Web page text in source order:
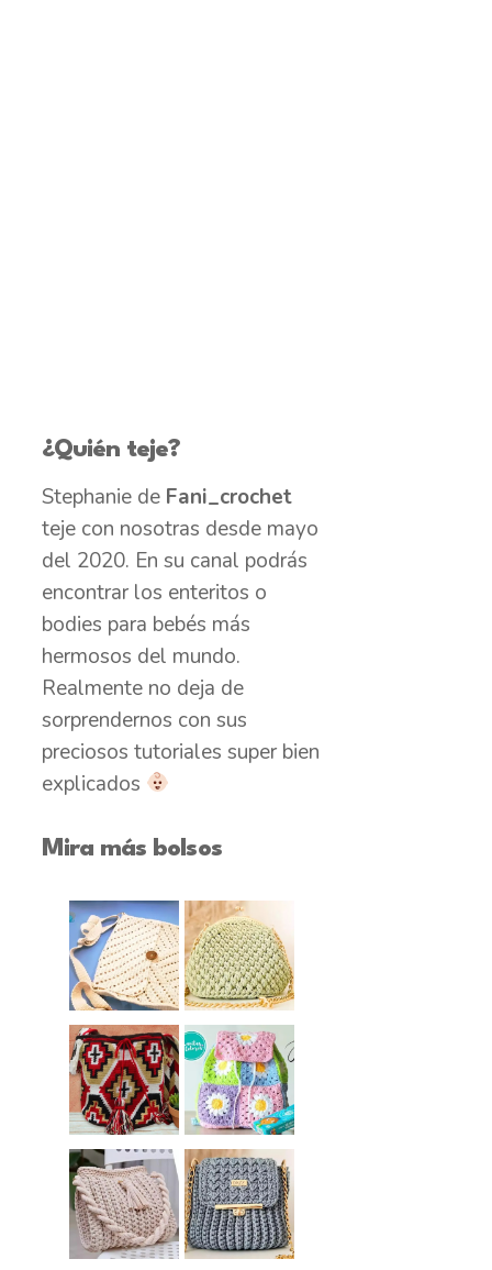
¿Quién teje?
Stephanie de Fani_crochet
teje con nosotras desde mayo
del 2020. En su canal podrás
encontrar los enteritos o
bodies para bebés más
hermosos del mundo.
Realmente no deja de
sorprendernos con sus
preciosos tutoriales super bien
explicados
Mira más bolsos